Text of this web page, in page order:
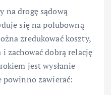
na drogę sądową
się na polubowną
zredukować koszty,
zachować dobrą relację
jest wysłanie
powinno zawierać: